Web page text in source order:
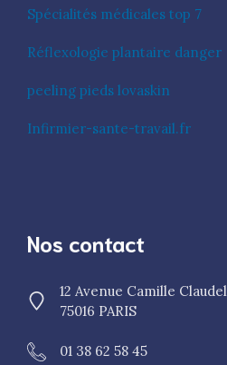
Spécialités médicales top 7
Réflexologie plantaire danger
peeling pieds lovaskin
Infirmier-sante-travail.fr
Nos contact
12 Avenue Camille Claudel
75016 PARIS
01 38 62 58 45